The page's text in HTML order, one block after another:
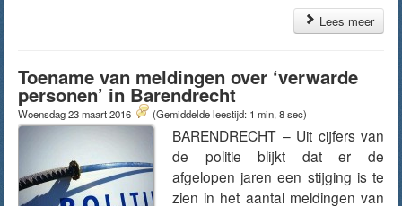
Lees meer
Toename van meldingen over ‘verwarde
personen’ in Barendrecht
Woensdag 23 maart 2016 (Gemiddelde leestijd: 1 min, 8 sec)
BARENDRECHT – Uit cijfers van
de politie blijkt dat er de
afgelopen jaren een stijging is te
zien in het aantal meldingen van